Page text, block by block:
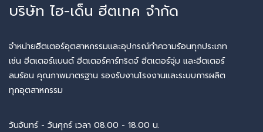
บริษัท ไฮ-เด็น ฮีตเทค จำกัด
จำหน่ายฮีตเตอร์อุตสาหกรรมและอุปกรณ์ทำความร้อนทุกประเภท
เช่น ฮีตเตอร์แบนด์ ฮีตเตอร์คาร์ทริดจ์ ฮีตเตอร์จุ่ม และฮีตเตอร์
ลมร้อน คุณภาพมาตรฐาน รองรับงานโรงงานและระบบการผลิต
ทุกอุตสาหกรรม
วันจันทร์ - วันศุกร์ เวลา 08.00 - 18.00 น.